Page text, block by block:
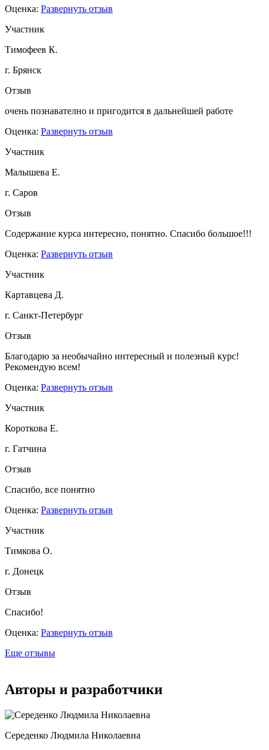
Оценка: Развернуть отзыв
Участник
Тимофеев К.
г. Брянск
Отзыв
очень познавателно и пригодится в дальнейшей работе
Оценка: Развернуть отзыв
Участник
Малышева Е.
г. Саров
Отзыв
Содержание курса интересно, понятно. Спасибо большое!!!
Оценка: Развернуть отзыв
Участник
Картавцева Д.
г. Санкт-Петербург
Отзыв
Благодарю за необычайно интересный и полезный курс!
Рекомендую всем!
Оценка: Развернуть отзыв
Участник
Короткова Е.
г. Гатчина
Отзыв
Спасибо, все понятно
Оценка: Развернуть отзыв
Участник
Тимкова О.
г. Донецк
Отзыв
Спасибо!
Оценка: Развернуть отзыв
Еще отзывы
Авторы и разработчики
Середенко Людмила Николаевна